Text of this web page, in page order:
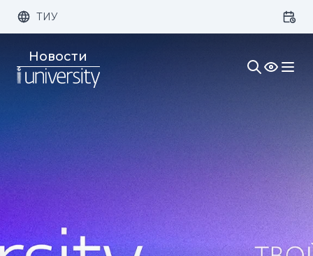
Размер шрифта: Цвет:
Изображения:
ТИУ
Новости